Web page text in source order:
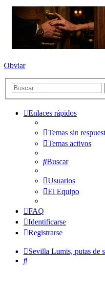
Obviar
Enlaces rápidos
Temas sin
Temas activos
Buscar
Usuarios
El Equipo
FAQ
Identificarse
Registrarse
Sevilla Lumis, putas de
Buscar